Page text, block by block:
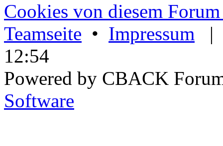
Cookies von diesem
Teamseite • Impressum |
12:54
Powered by CBACK
Software